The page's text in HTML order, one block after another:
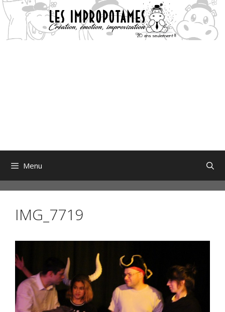
Aller
au
contenu
Menu
IMG_7719